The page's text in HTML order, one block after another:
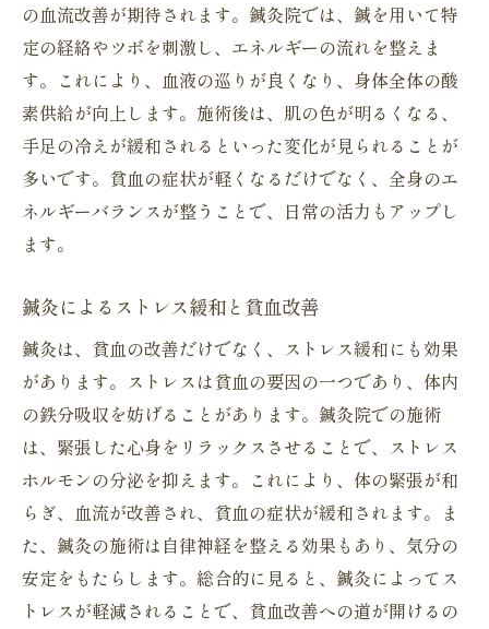
の血流改善が期待されます。鍼灸院では、鍼を用いて特
定の経絡やツボを刺激し、エネルギーの流れを整えま
す。これにより、血液の巡りが良くなり、身体全体の酸
素供給が向上します。施術後は、肌の色が明るくなる、
手足の冷えが緩和されるといった変化が見られることが
多いです。貧血の症状が軽くなるだけでなく、全身のエ
ネルギーバランスが整うことで、日常の活力もアップし
ます。
鍼灸によるストレス緩和と貧血改善
鍼灸は、貧血の改善だけでなく、ストレス緩和にも効果
があります。ストレスは貧血の要因の一つであり、体内
の鉄分吸収を妨げることがあります。鍼灸院での施術
は、緊張した心身をリラックスさせることで、ストレス
ホルモンの分泌を抑えます。これにより、体の緊張が和
らぎ、血流が改善され、貧血の症状が緩和されます。ま
た、鍼灸の施術は自律神経を整える効果もあり、気分の
安定をもたらします。総合的に見ると、鍼灸によってス
トレスが軽減されることで、貧血改善への道が開けるの